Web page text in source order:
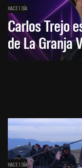
HACE 1 DÍA
Carlos Trejo
de La Granja
HACE 1 DÍA